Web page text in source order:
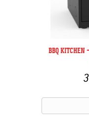
BBQ KITCHEN